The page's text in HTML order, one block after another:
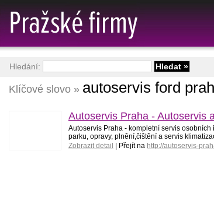
Klíčové slovo » autoservis ford
Autoservis Praha - Autoservis
Autoservis Praha - kompletní servis
parku, opravy, plnění,čištění a servis
Zobrazit detail
| Přejít na http://autoservis-
Hledání: